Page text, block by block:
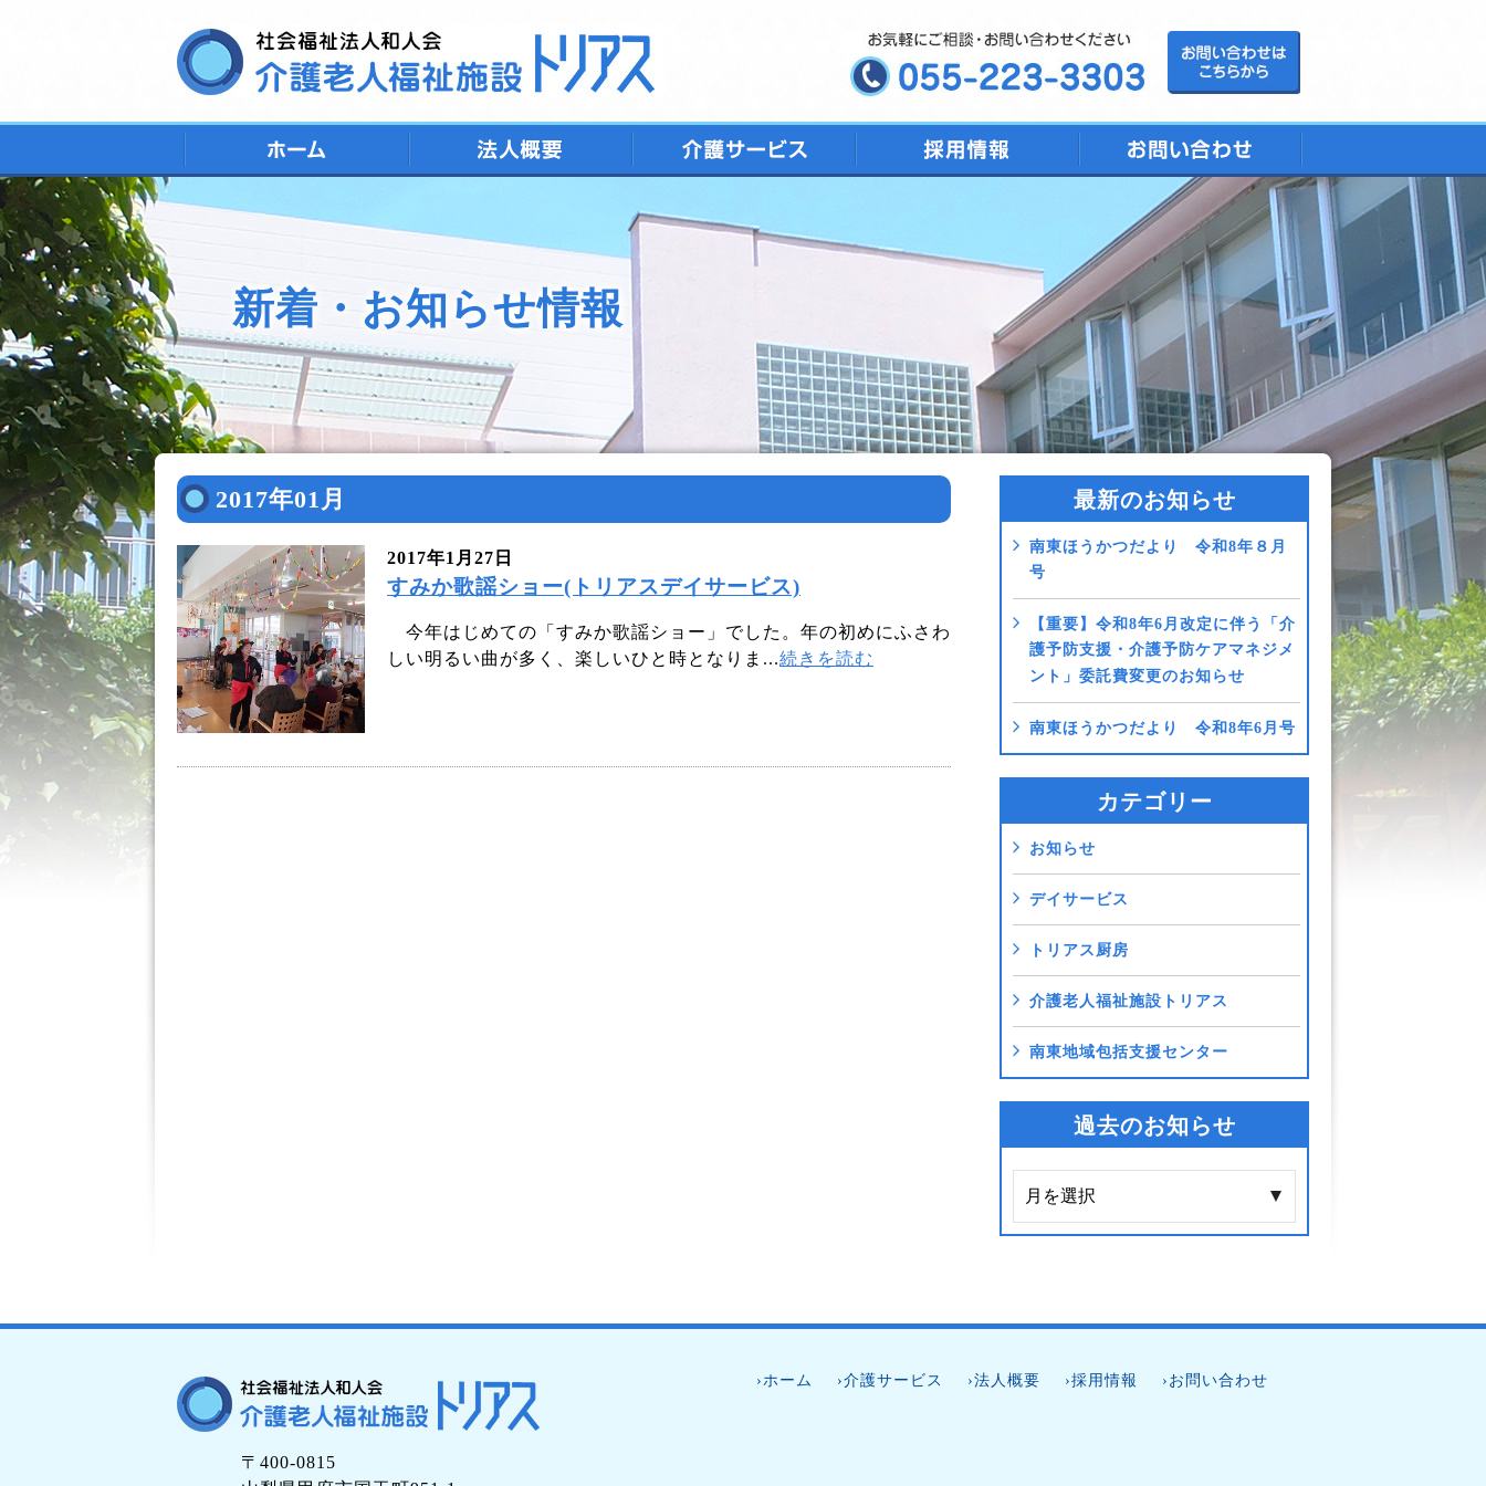
新着・お知らせ情報
2017年01月
2017年1月27日
すみか歌謡ショー(トリアスデイサービス)
今年はじめての「すみか歌謡ショー」でした。年の初めにふさわ
しい明るい曲が多く、楽しいひと時となりま...続きを読む
最新のお知らせ
南東ほうかつだより 令和8年８月
号
【重要】令和8年6月改定に伴う「介
護予防支援・介護予防ケアマネジメ
ント」委託費変更のお知らせ
南東ほうかつだより 令和8年6月号
カテゴリー
お知らせ
デイサービス
トリアス厨房
介護老人福祉施設トリアス
南東地域包括支援センター
過去のお知らせ
›ホーム ›介護サービス ›法人概要 ›採用情報 ›お問い合わせ
〒400-0815